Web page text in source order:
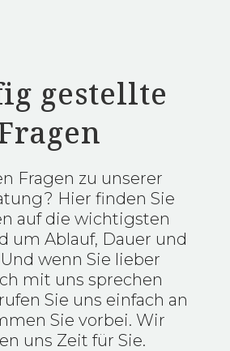
gestellte
Fragen zu unserer
Hier finden Sie
auf die wichtigsten
um Ablauf, Dauer und
wenn Sie lieber
mit uns sprechen
Sie uns einfach an
Sie vorbei. Wir
uns Zeit für Sie.